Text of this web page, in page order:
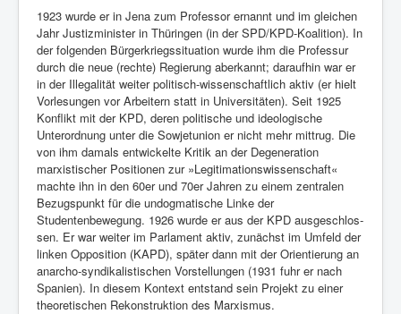
1923 wurde er in Jena zum Pro­fessor er­nannt und im gleichen
Jahr Justizminister in Thüringen (in der SPD/KPD-Koalition). In
der folgenden Bürgerkriegssituation wurde ihm die Professur
durch die neue (rechte) Regierung aberkannt; daraufhin war er
in der Ille­galität weiter po­litisch-wissenschaftlich aktiv (er hielt
Vorlesun­gen vor Arbeitern statt in Uni­versitäten). Seit 1925
Konflikt mit der KPD, deren politische und ideologische
Unterordnung unter die Sowjetunion er nicht mehr mittrug. Die
von ihm damals entwickelte Kritik an der Degeneration
marxistischer Positionen zur »Legitimationswissenschaft«
machte ihn in den 60er und 70er Jahren zu einem zentralen
Bezugspunkt für die undogmatische Linke der
Studentenbewegung. 1926 wurde er aus der KPD ausgeschlos­
sen. Er war weiter im Parlament aktiv, zunächst im Umfeld der
linken Op­position (KAPD), später dann mit der Orientierung an
anarcho-syndikali­stischen Vorstellungen (1931 fuhr er nach
Spanien). In diesem Kon­text entstand sein Projekt zu einer
theoretischen Rekonstruktion des Marxismus.